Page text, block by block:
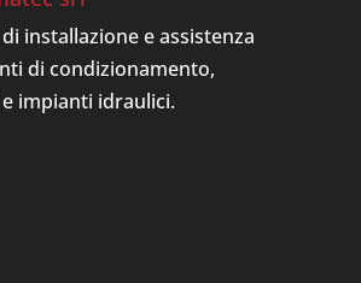
installazione e assistenza
di condizionamento,
impianti idraulici.